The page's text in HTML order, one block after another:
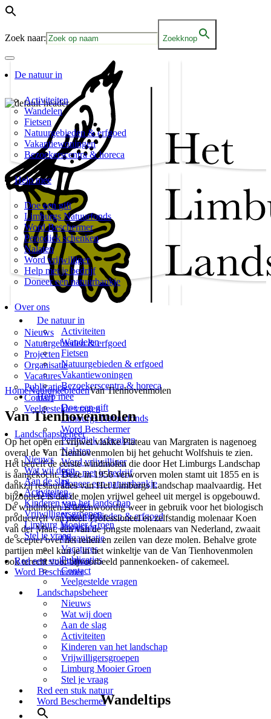
Zoek naar: Zoekknop
De natuur in
Activiteiten
Wandelen
Fietsen
Natuurgebieden & erfgoed
Vakantiewoningen
Bezoekerscentra & horeca
Help mee
Doe een gift
Limburgs Natuurfonds
Word Beschermer
Periodiek schenken
Nalaten
Word vrijwilliger
Help met je bedrijf
Doneer een natuurbankje
Over ons
Nieuws
Natuurgebieden & erfgoed
Projecten
Organisatie
Vacatures
Publicaties
Contact
Veelgestelde vragen
Landschapsbeheer
Nieuws
Wat wij doen
Aan de slag
Activiteiten
Kinderen van het landschap
Vrijwilligersgroepen
Limburg Mooier Groen
Stel je vraag
Red een stuk natuur
Word Beschermer
De natuur in
Activiteiten
Wandelen
Fietsen
Natuurgebieden & erfgoed
Vakantiewoningen
Bezoekerscentra & horeca
Help mee
Doe een gift
Limburgs Natuurfonds
Word Beschermer
Periodiek schenken
Nalaten
Word vrijwilliger
Help met je bedrijf
Doneer een natuurbankje
Over ons
Nieuws
Natuurgebieden & erfgoed
Projecten
Organisatie
Vacatures
Publicaties
Contact
Veelgestelde vragen
Landschapsbeheer
Nieuws
Wat wij doen
Aan de slag
Activiteiten
Kinderen van het landschap
Vrijwilligersgroepen
Limburg Mooier Groen
Stel je vraag
Red een stuk natuur
Word Beschermer
HomeNatuurgebiedenVan Tienhovenmolen
Van Tienhovenmolen
Op het open en vrijwel vlakke Plateau van Margraten is nagenoeg
overal de Van Tienhovenmolen bij het gehucht Wolfshuis te zien.
Het betreft de eerste windmolen die door Het Limburgs Landschap
is aangekocht. Deze in 1956 verworven molen stamt uit 1855 en is
dankzij restauraties van Het Limburgs Landschap maalvaardig. Het
bijzondere is dat de molen vrijwel geheel uit mergel is opgebouwd.
De windmolen is tegenwoordig weer in gebruik voor het biologisch
produceren van meel. Professioneel en zelfstandig molenaar Koen
van der Maat, een van de jongste molenaars van Nederland, zwaait
de scepter over het reilen en zeilen van deze molen. Behalve grote
partijen meel kun je in het winkeltje van de Van Tienhovenmolen
ook terecht voor bijvoorbeeld pannenkoeken- of cakemeel.
Wandeltips